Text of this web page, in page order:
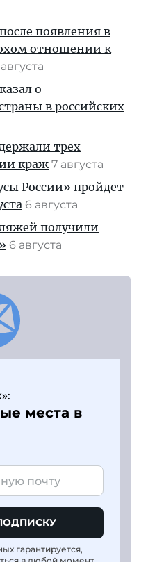
появления в
отношении к
о
в российских
трех
краж 7 августа
России» пройдет
6 августа
получили
6 августа
места в
гарантируется,